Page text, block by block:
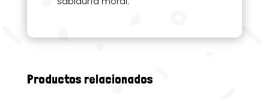
Productos relacionados